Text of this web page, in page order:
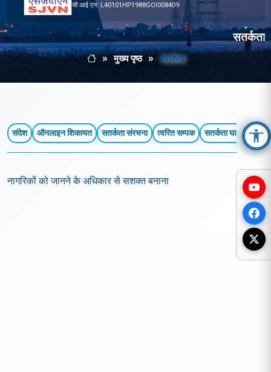
सी आई एन: L40101HP1988GOI008409
सतर्कता
Breadcrumb
मुख्य पृष्ठमुख्य पृष्ठ सतर्कता
संदेश ऑनलाइन शिकायत सतर्कता संरचना त्वरित सम्पक सतर्कता घटनाएँ ▼
नागरिकों को जानने के अधिकार से सशक्त बनाना